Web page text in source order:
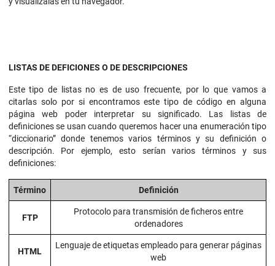
LISTAS DE DEFICIONES O DE DESCRIPCIONES
Este tipo de listas no es de uso frecuente, por lo que vamos a
citarlas solo por si encontramos este tipo de código en alguna
página web poder interpretar su significado. Las listas de
definiciones se usan cuando queremos hacer una enumeración tipo
“diccionario” donde tenemos varios términos y su definición o
descripción. Por ejemplo, esto serían varios términos y sus
definiciones:
Término Definición
FTP
Protocolo para transmisión de ficheros entre
ordenadores
HTML
Lenguaje de etiquetas empleado para generar páginas
web